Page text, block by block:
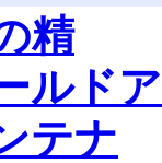
精
ルド
テナ